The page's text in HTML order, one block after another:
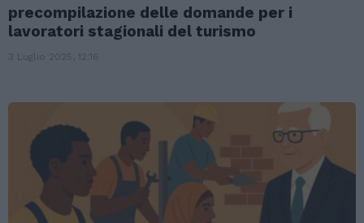
precompilazione delle domande per i
lavoratori stagionali del turismo
3 Luglio 2025, 12:16